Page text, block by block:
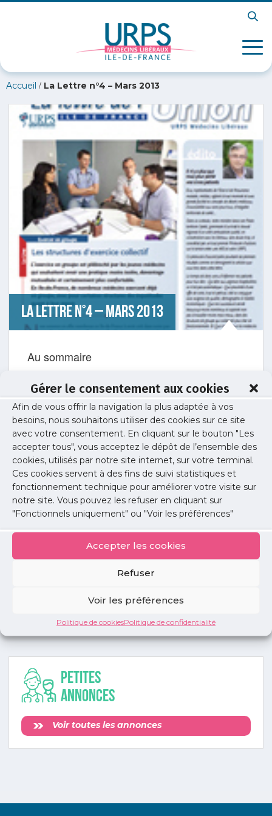
Gérer le consentement aux cookies
Afin de vous offrir la navigation la plus adaptée à vos
besoins, nous souhaitons utiliser des cookies sur ce site
avec votre consentement. En cliquant sur le bouton "Les
accepter tous", vous acceptez le dépôt de l’ensemble des
cookies, utilisés par notre site internet, sur votre terminal.
Ces cookies servent à des fins de suivi statistiques et
fonctionnement technique pour améliorer votre visite sur
notre site. Vous pouvez les refuser en cliquant sur
"Fonctionnels uniquement" ou "Voir les préférences"
Accepter les cookies
Refuser
Voir les préférences
Politique de cookiesPolitique de confidentialité
Accueil / La Lettre n°4 – Mars 2013
La Lettre n°4 – Mars 2013
Au sommaire
Le regard du Pr Claude Le Pen
Exercices collectifs
La pluridisciplinarité avant l’heure
Offre de soins
Diagnostics locaux et animatin des territoires
Installation
1er anniversaire des permanences locales d’aide à
l’installation
Télécharger la Lettre de l'Union
Petites
annonces
Voir toutes les annonces